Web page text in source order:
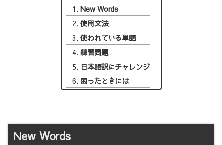
New Words
使用文法
使われている単語
練習問題
日本語訳にチャレンジ
困ったときには
New Words